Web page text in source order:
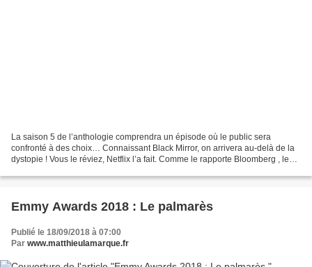
La saison 5 de l’anthologie comprendra un épisode où le public sera
confronté à des choix… Connaissant Black Mirror, on arrivera au-delà de la
dystopie ! Vous le réviez, Netflix l’a fait. Comme le rapporte Bloomberg , le
Emmy Awards 2018 : Le palmarès
Publié le 18/09/2018 à 07:00
Par www.matthieulamarque.fr